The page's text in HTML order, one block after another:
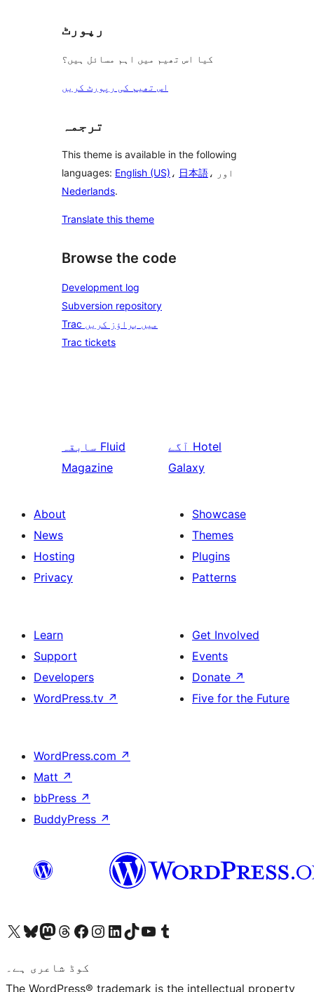
رپورٹ
کیا اس تھیم میں اہم مسائل ہیں؟
اس تھیم کی رپورٹ کریں
ترجمہ
This theme is available in the following
languages: English (US) ، 日本語
، اور
Nederlands.
Translate this theme
Browse the code
Development log
Subversion repository
Trac میں براؤز کریں
Trac tickets
سابقہ Fluid
Magazine
آگے Hotel
Galaxy
About
News
Hosting
Privacy
Showcase
Themes
Plugins
Patterns
Learn
Support
Developers
WordPress.tv ↗
Get Involved
Events
Donate ↗
Five for the Future
WordPress.com ↗
Matt ↗
bbPress ↗
BuddyPress ↗
Visit our X (formerly Twitter) account
ہمارے بلیواسکائی اکاؤنٹ پر جائیں
Visit our Mastodon account
ہمارے ٹھریڈز اکاؤنٹ پر جائیں
Visit our Facebook page
Visit our Instagram account
Visit our LinkedIn account
ہمارے ٹک ٹاک اکاؤنٹ پر جائیں
Visit our YouTube channel
ہمارے ٹمبلر اکاؤنٹ پر جائیں
کوڈ شاعری ہے۔
The WordPress® trademark is the intellectual property